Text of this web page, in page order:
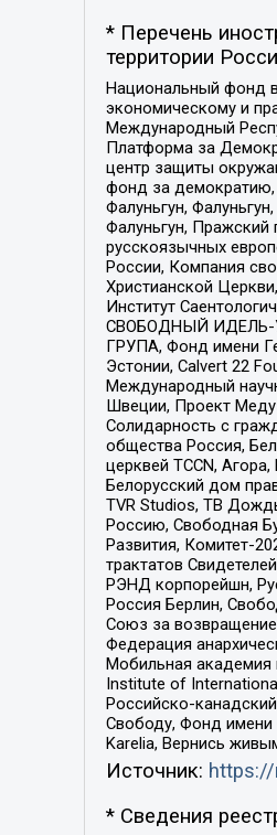
* Перечень
территории
Национальный фонд
экономическому и
Международный
Платформа за
центр защиты
фонд за демократию,
Фалуньгун,
Фалуньгун, Пражский
русскоязычных
России, Компания
Христианской
Институт
СВОБОДНЫЙ ИДЕЛЬ-
ГРУПА, Фонд имени
Эстонии, Calvert 22
Международный
Швеции, Проект
Солидарность с
общества Россия,
церквей TCCN,
Белорусский дом
TVR Studios, ТВ
Россию, Свободная
Развития, Комитет-
трактатов
РЭНД корпорейшн,
Россия Берлин,
Союз за
Федерация
Мобильная академия
Institute of
Российско-
Свободу, Фонд имени
Karelia, Вернись
Источник:
* Сведения